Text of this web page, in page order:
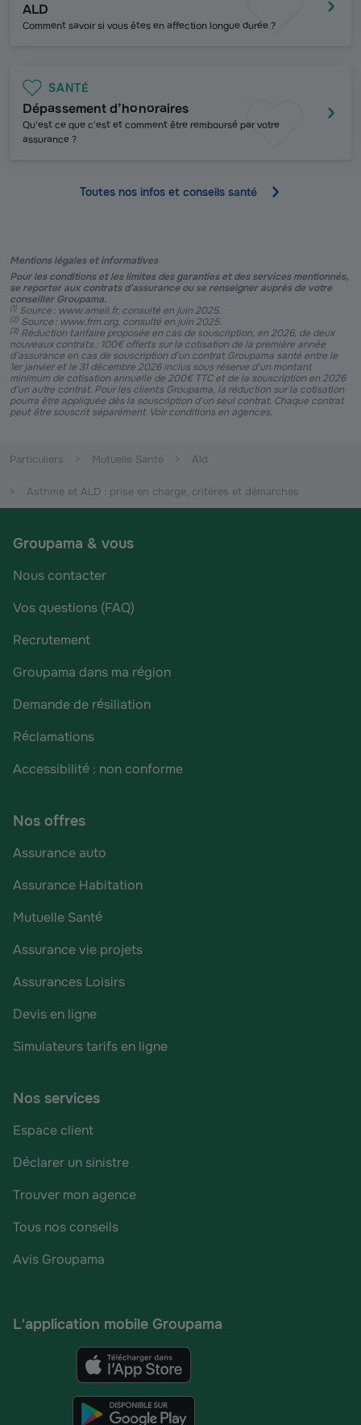
ALD
Comment savoir si vous êtes en affection longue durée ?
SANTÉ
Dépassement d’honoraires
Qu'est ce que c'est et comment être remboursé par votre
assurance ?
Toutes nos infos et conseils santé
Mentions légales et informatives
Pour les conditions et les limites des garanties et des services mentionnés,
se reporter aux contrats d’assurance ou se renseigner auprès de votre
conseiller Groupama.
(1) Source : www.ameli.fr, consulté en juin 2025.
(2) Source : www.frm.org, consulté en juin 2025.
(3) Réduction tarifaire proposée en cas de souscription, en 2026, de deux
nouveaux contrats : 100€ offerts sur la cotisation de la première année
d’assurance en cas de souscription d'un contrat Groupama santé entre le
1er janvier et le 31 décembre 2026 inclus sous réserve d'un montant
minimum de cotisation annuelle de 200€ TTC et de la souscription en 2026
d’un autre contrat. Pour les clients Groupama, la réduction sur la cotisation
pourra être appliquée dès la souscription d'un seul contrat. Chaque contrat
peut être souscrit séparément. Voir conditions en agences.
Particuliers Mutuelle Santé Ald
Asthme et ALD : prise en charge, critères et démarches
Groupama & vous
Nous contacter
Vos questions (FAQ)
Recrutement
Groupama dans ma région
Demande de résiliation
Réclamations
Accessibilité : non conforme
Nos offres
Assurance auto
Assurance Habitation
Mutuelle Santé
Assurance vie projets
Assurances Loisirs
Devis en ligne
Simulateurs tarifs en ligne
Nos services
Espace client
Déclarer un sinistre
Trouver mon agence
Tous nos conseils
Avis Groupama
L'application mobile Groupama